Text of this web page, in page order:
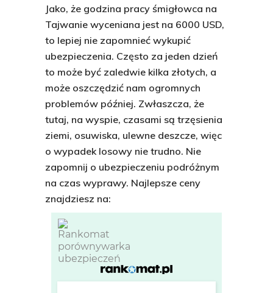
Jako, że godzina pracy śmigłowca na
Tajwanie wyceniana jest na 6000 USD,
to lepiej nie zapomnieć wykupić
ubezpieczenia. Często za jeden dzień
to może być zaledwie kilka złotych, a
może oszczędzić nam ogromnych
problemów później. Zwłaszcza, że
tutaj, na wyspie, czasami są trzęsienia
ziemi, osuwiska, ulewne deszcze, więc
o wypadek losowy nie trudno. Nie
zapomnij o ubezpieczeniu podróżnym
na czas wyprawy. Najlepsze ceny
znajdziesz na: